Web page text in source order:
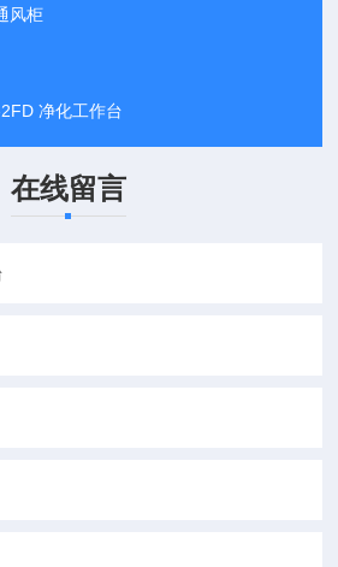
风柜
净化工作台
在线留言